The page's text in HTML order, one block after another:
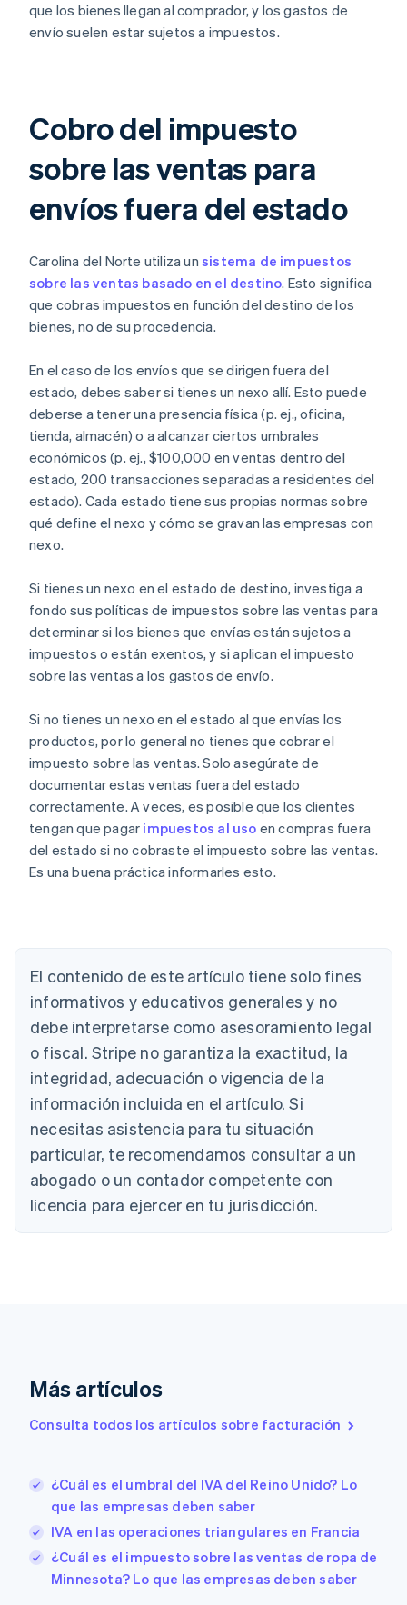
que los bienes llegan al comprador, y los gastos de
envío suelen estar sujetos a impuestos.
Cobro del impuesto
sobre las ventas para
envíos fuera del estado
Carolina del Norte utiliza un sistema de impuestos
sobre las ventas basado en el destino. Esto significa
que cobras impuestos en función del destino de los
bienes, no de su procedencia.
En el caso de los envíos que se dirigen fuera del
estado, debes saber si tienes un nexo allí. Esto puede
deberse a tener una presencia física (p. ej., oficina,
tienda, almacén) o a alcanzar ciertos umbrales
económicos (p. ej., $100,000 en ventas dentro del
estado, 200 transacciones separadas a residentes del
estado). Cada estado tiene sus propias normas sobre
qué define el nexo y cómo se gravan las empresas con
nexo.
Si tienes un nexo en el estado de destino, investiga a
fondo sus políticas de impuestos sobre las ventas para
determinar si los bienes que envías están sujetos a
impuestos o están exentos, y si aplican el impuesto
sobre las ventas a los gastos de envío.
Si no tienes un nexo en el estado al que envías los
productos, por lo general no tienes que cobrar el
impuesto sobre las ventas. Solo asegúrate de
documentar estas ventas fuera del estado
correctamente. A veces, es posible que los clientes
tengan que pagar impuestos al uso en compras fuera
del estado si no cobraste el impuesto sobre las ventas.
Es una buena práctica informarles esto.
El contenido de este artículo tiene solo fines
informativos y educativos generales y no
debe interpretarse como asesoramiento legal
o fiscal. Stripe no garantiza la exactitud, la
integridad, adecuación o vigencia de la
información incluida en el artículo. Si
necesitas asistencia para tu situación
particular, te recomendamos consultar a un
abogado o un contador competente con
licencia para ejercer en tu jurisdicción.
Más artículos
Consulta todos los artículos sobre facturación
¿Cuál es el umbral del IVA del Reino Unido? Lo
que las empresas deben saber
IVA en las operaciones triangulares en Francia
¿Cuál es el impuesto sobre las ventas de ropa de
Minnesota? Lo que las empresas deben saber
Alemania
Deutsch
Australia
English
Austria
Bélgica
NederlandsFrançaisDeutschEnglish
Brasil
Português English
Bulgaria
English
Canadá
English Français
China continental
English
Eslovaquia
España
EspañolEnglish
Estados Unidos
Estonia
English